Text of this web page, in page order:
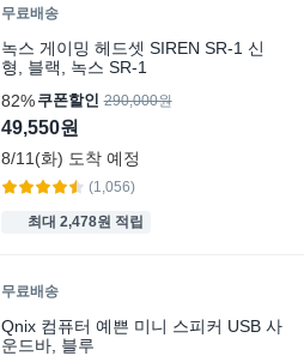
무료배송
녹스 게이밍 헤드셋 SIREN SR-1 신
형, 블랙, 녹스 SR-1
82% 쿠폰할인 290,000원
49,550원
8/11(화) 도착 예정
(1,056)
최대 2,478원 적립
무료배송
Qnix 컴퓨터 예쁜 미니 스피커 USB 사
운드바, 블루